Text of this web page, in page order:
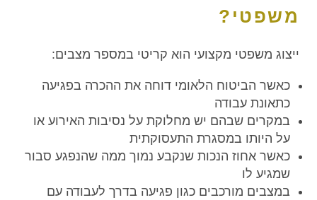
משפטי?
ייצוג משפטי מקצועי הוא קריטי במספר מצבים:
כאשר הביטוח הלאומי דוחה את ההכרה בפגיעה
כתאונת עבודה
במקרים שבהם יש מחלוקת על נסיבות האירוע או
על היותו במסגרת התעסוקתית
כאשר אחוז הנכות שנקבע נמוך ממה שהנפגע סבור
שמגיע לו
במצבים מורכבים כגון פגיעה בדרך לעבודה עם